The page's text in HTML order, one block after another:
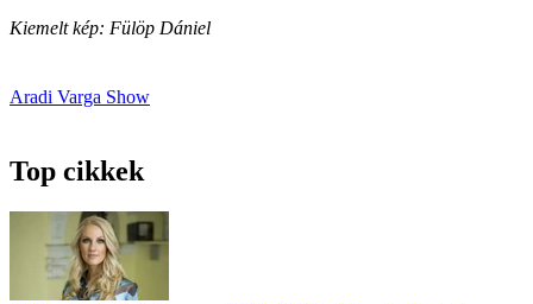
Kiemelt kép: Fülöp Dániel
Aradi Varga Show
Top cikkek